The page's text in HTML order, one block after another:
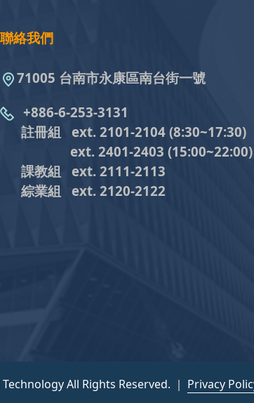
聯絡我們
71005 台南市永康區南台街一號
+886-6-253-3131
註冊組 ext. 2101-2104 (8:30~17:30)
ext. 2401-2403 (15:00~22:00)
課教組 ext. 2111-2113
綜業組
ext. 2120-2122
All Rights Reserved. ｜ Privacy